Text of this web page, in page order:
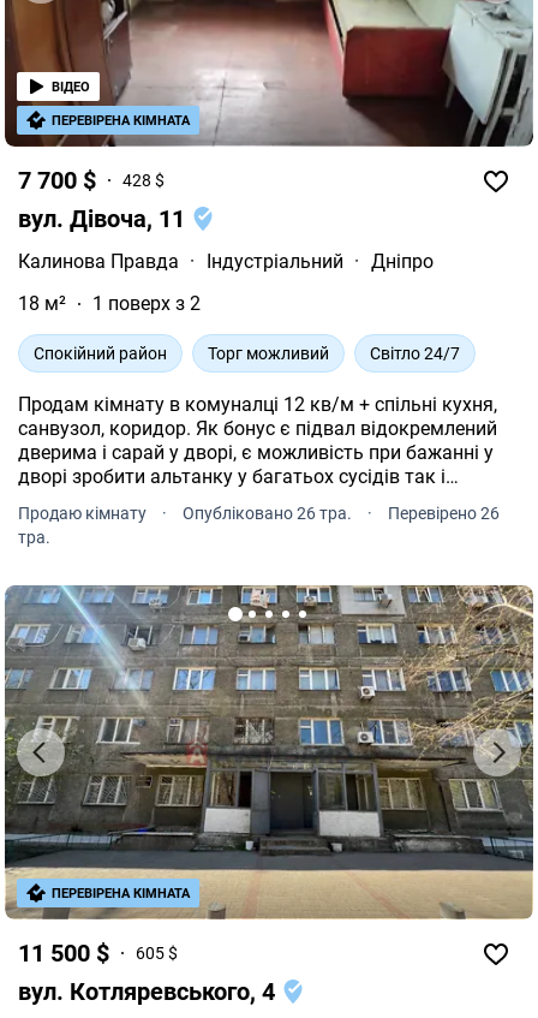
7 700 $ 428 $
вул. Дівоча, 11
Калинова Правда · Індустріальний · Дніпро
18 м²
1 поверх з 2
Спокійний район Торг можливий Світло 24/7
Продам кімнату в комуналці 12 кв/м + спільні кухня,
санвузол, коридор. Як бонус є підвал відокремлений
дверима і сарай у дворі, є можливість при бажанні у
дворі зробити альтанку у багатьох сусідів так і
зроблено. Стан на фото. У пішій доступності 2 хвилини
ходьби остановки магазини торговий центр школа
садок і багато іншого. Перший поверх сусіди адекватні
котельня взимку завжди тепло. будуть питання
телефонуйте все розповім.
Продаю кімнату · Опубліковано 26 тра. ·
Перевірено 26
тра.
ВІДЕО
ПЕРЕВІРЕНА КІМНАТА
11 500 $ 605 $
вул. Котляревського, 4
ПЕРЕВІРЕНА КІМНАТА